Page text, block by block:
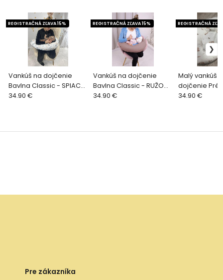
Vankúš na dojčenie
Bavlna Classic - SPIACE
ZVIERATKÁ
REGISTRAČNÁ ZĽAVA 15%
34.90 €
Vankúš na dojčenie
Bavlna Classic - RUŽOVÉ
DREVO
REGISTRAČNÁ ZĽAVA 15%
34.90 €
Malý vankúš
dojčenie
BIELY MACKO
REGISTRAČNÁ
34.90 €
Pre zákazníka